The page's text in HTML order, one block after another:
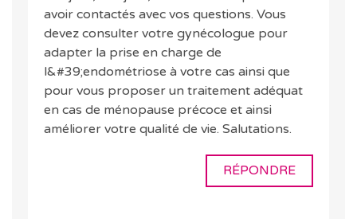
avoir contactés avec vos questions. Vous
devez consulter votre gynécologue pour
adapter la prise en charge de
l&#39;endométriose à votre cas ainsi que
pour vous proposer un traitement adéquat
en cas de ménopause précoce et ainsi
améliorer votre qualité de vie. Salutations.
RÉPONDRE